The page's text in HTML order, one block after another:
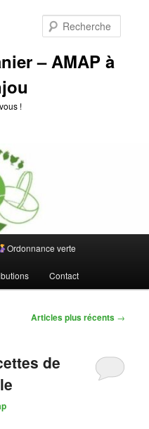
– AMAP à
!
Ordonnance verte
Contact
Articles plus récents →
de